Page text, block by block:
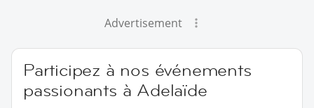
Advertisement
Participez à nos événements
passionants à Adelaïde